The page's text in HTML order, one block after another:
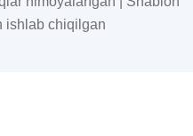
ishlab chiqilgan